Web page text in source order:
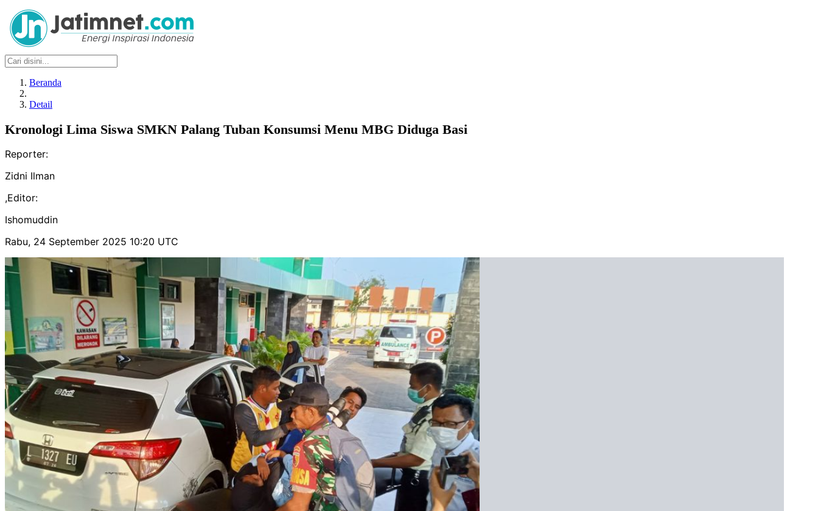
Beranda
Detail
Kronologi Lima Siswa SMKN Palang Tuban Konsumsi Menu MBG Diduga Basi
Reporter:
Zidni Ilman
,Editor:
Ishomuddin
Rabu, 24 September 2025 10:20 UTC